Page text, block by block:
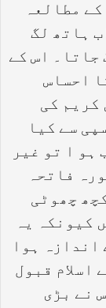
مطالعہ
ہاتھ لگ
جاتا۔ اس کے
احساس
کریم کی
سے کیا
ہو ا تو غیر
فاتحہ
چھوٹی
کیونکہ یہ
اندازہ ہوا
اسلام قبول
نے بڑی